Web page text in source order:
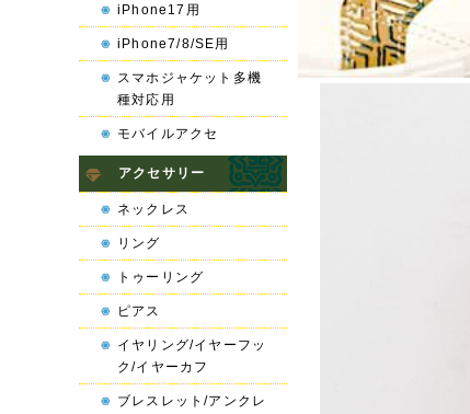
iPhone17用
iPhone7/8/SE用
スマホジャケット多機
種対応用
モバイルアクセ
アクセサリー
ネックレス
リング
トゥーリング
ピアス
イヤリング/イヤーフッ
ク/イヤーカフ
ブレスレット/アンクレ